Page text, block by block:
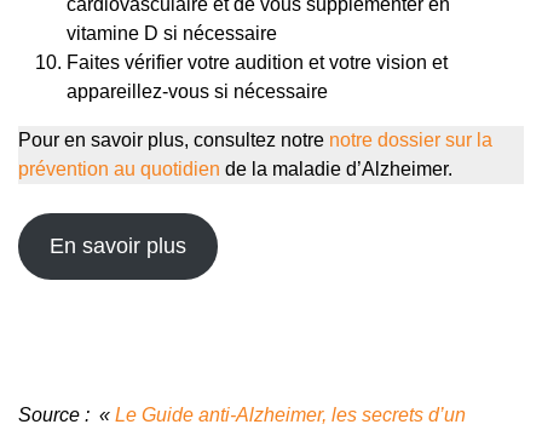
vitamine D si nécessaire
Faites vérifier votre audition et votre vision et
appareillez-vous si nécessaire
Pour en savoir plus, consultez notre notre dossier sur la
prévention au quotidien de la maladie d’Alzheimer.
En savoir plus
Source : « Le Guide anti-Alzheimer, les secrets d’un